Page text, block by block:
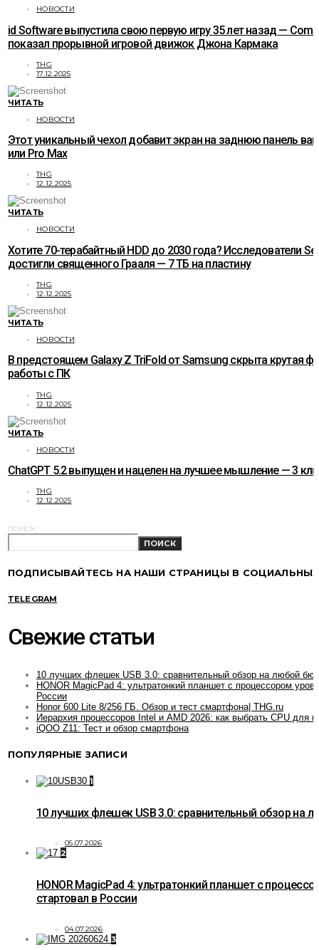
НОВОСТИ
id Software выпустила свою первую игру 35 лет назад —
показал прорывной игровой движок Джона Кармака
THG
17.12.2025
ЧИТАТЬ
НОВОСТИ
Этот уникальный чехол добавит экран на заднюю панель
или Pro Max
THG
12.12.2025
ЧИТАТЬ
НОВОСТИ
Хотите 70-терабайтный HDD до 2030 года? Исследователи
достигли священного Грааля — 7 ТБ на пластину
THG
12.12.2025
ЧИТАТЬ
НОВОСТИ
В предстоящем Galaxy Z TriFold от Samsung скрыта крутая
работы с ПК
THG
12.12.2025
ЧИТАТЬ
НОВОСТИ
ChatGPT 5.2 выпущен и нацелен на лучшее мышление — 3
THG
12.12.2025
ПОИСК
ПОИСК
ПОДПИСЫВАЙТЕСЬ НА НАШИ СТРАНИЦЫ В СОЦИАЛЬНЫХ
TELEGRAM
Свежие статьи
10 лучших флешек USB 3.0: сравнительный обзор на любой
HONOR MagicPad 4: ультратонкий планшет с процессором
России
Honor 600 Lite 8/256 ГБ. Обзор и тест смартфона| THG.ru
Иерархия процессоров Intel и AMD 2026: как выбрать CPU для
iQOO Z11: Тест и обзор смартфона
ПОПУЛЯРНЫЕ ЗАПИСИ
1
10 лучших флешек USB 3.0: сравнительный обзор на
05.07.2026
2
HONOR MagicPad 4: ультратонкий планшет с
стартовал в России
04.07.2026
3